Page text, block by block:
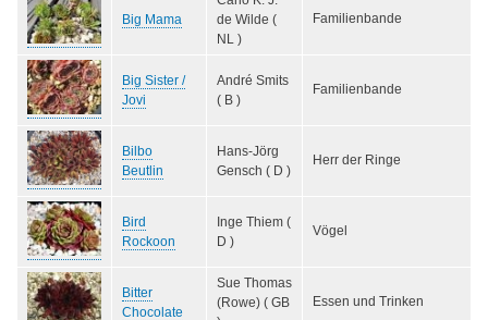
Big Mama
de Wilde (
NL )
Familienbande
Big Sister /
Jovi
André Smits
( B )
Familienbande
Bilbo
Beutlin
Hans-Jörg
Gensch ( D )
Herr der Ringe
Bird
Rockoon
Inge Thiem (
D )
Vögel
Bitter
Chocolate
Sue Thomas
(Rowe) ( GB
Essen und Trinken